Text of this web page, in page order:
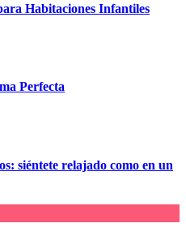
Habitaciones Infantiles
Perfecta
siéntete relajado como en un